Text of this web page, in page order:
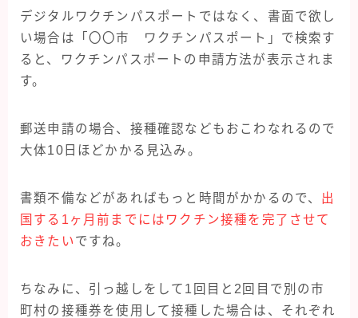
デジタルワクチンパスポートではなく、書面で欲し
い場合は「〇〇市 ワクチンパスポート」で検索す
ると、ワクチンパスポートの申請方法が表示されま
す。
郵送申請の場合、接種確認などもおこわなれるので
大体10日ほどかかる見込み。
書類不備などがあればもっと時間がかかるので、 出
国する1ヶ月前までにはワクチン接種を完了させて
おきたいですね。
ちなみに、引っ越しをして1回目と2回目で別の市
町村の接種券を使用して接種した場合は、それぞれ